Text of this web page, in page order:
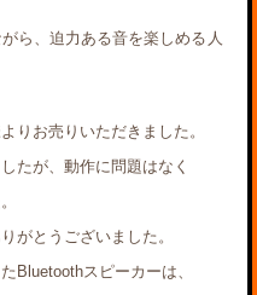
ら、迫力ある音を楽しめる人
りお売りいただきました。
たが、動作に問題はなく
がとうございました。
Bluetoothスピーカーは、